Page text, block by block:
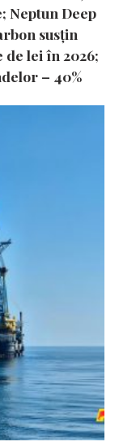
Neptun Deep
susțin
lei în 2026;
– 40%